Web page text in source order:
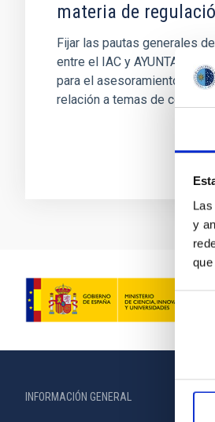
y
materia de
Fijar las pautas generales
entre el IAC y
para el asesoramiento por
relación a temas de
INFORMACIÓN GENERAL